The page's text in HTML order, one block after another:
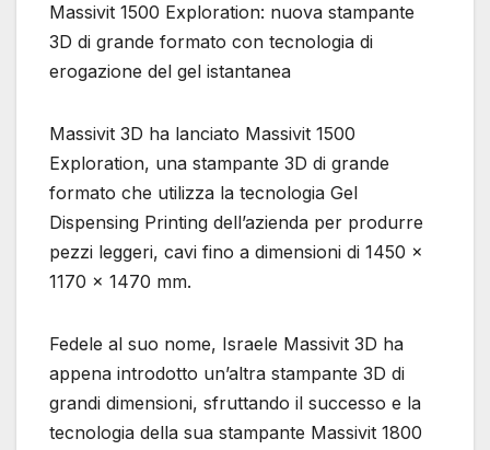
Massivit 1500 Exploration: nuova stampante
3D di grande formato con tecnologia di
erogazione del gel istantanea
Massivit 3D ha lanciato Massivit 1500
Exploration, una stampante 3D di grande
formato che utilizza la tecnologia Gel
Dispensing Printing dell’azienda per produrre
pezzi leggeri, cavi fino a dimensioni di 1450 x
1170 x 1470 mm.
Fedele al suo nome, Israele Massivit 3D ha
appena introdotto un’altra stampante 3D di
grandi dimensioni, sfruttando il successo e la
tecnologia della sua stampante Massivit 1800